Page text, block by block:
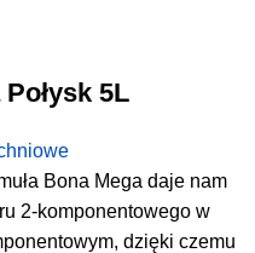
5L
Bona Mega daje nam
2-komponentowego w
dzięki czemu